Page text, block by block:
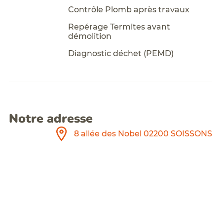
Contrôle Plomb après travaux
Repérage Termites avant
démolition
Diagnostic déchet (PEMD)
Notre adresse
8 allée des Nobel 02200 SOISSONS